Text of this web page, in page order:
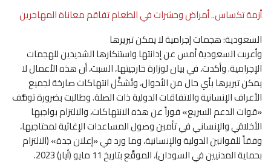
أزمة تكساس.. أمراض وحشرات في الطعام تفاقم معاناة المهاجرين
السعودية: هجمات إجرامية لا يمكن تبريرها
وأعربت السعودية أمس عن إدانتها واستنكارها الشديدين للهجمات
الإجرامية. وأكدت، في بيان لوزارة خارجيتها، السبت، أن هذه الأعمال لا
يمكن تبريرها بأي حال من الأحوال، وتُشكِّل انتهاكات صارخة لجميع
الأعراف الإنسانية والاتفاقات الدولية ذات الصلة. وطالبت بضرورة توقُّف
«قوات الدعم السريع» فوراً عن هذه الانتهاكات، والالتزام بواجبها
الأخلاقي والإنساني في تأمين وصول المساعدات الإغاثية لمحتاجيها،
وفقاً للقوانين الدولية والإنسانية، وما ورد في «إعلان جدة» (الالتزام
بحماية المدنيين في السودان)، الموقَّع بتاريخ 11 مايو (أيار) 2023.